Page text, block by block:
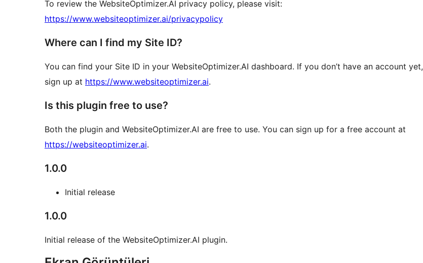
To review the WebsiteOptimizer.AI privacy policy, please visit:
https://www.websiteoptimizer.ai/privacypolicy
Where can I find my Site ID?
You can find your Site ID in your WebsiteOptimizer.AI dashboard. If you don’t have an account yet,
sign up at https://www.websiteoptimizer.ai.
Is this plugin free to use?
Both the plugin and WebsiteOptimizer.AI are free to use. You can sign up for a free account at
https://websiteoptimizer.ai.
1.0.0
Initial release
1.0.0
Initial release of the WebsiteOptimizer.AI plugin.